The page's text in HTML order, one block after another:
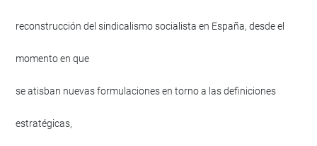
reconstrucción del sindicalismo socialista en España, desde el
momento en que
se atisban nuevas formulaciones en torno a las definiciones
estratégicas,